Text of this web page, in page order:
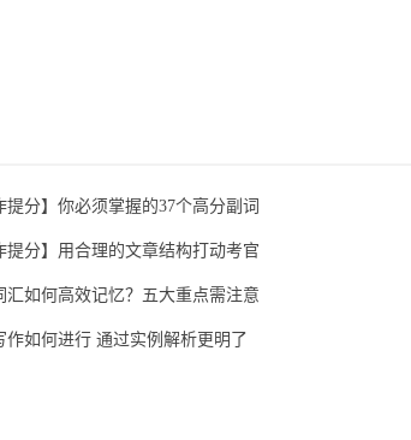
提分】你必须掌握的37个高分副词
提分】用合理的文章结构打动考官
汇如何高效记忆？五大重点需注意
作如何进行 通过实例解析更明了